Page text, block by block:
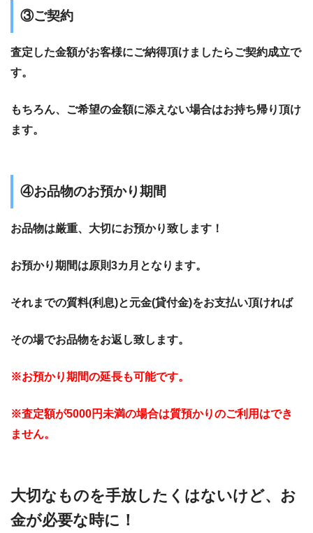
③ご契約
査定した金額がお客様にご納得頂けましたらご契約成立で
す。
もちろん、ご希望の金額に添えない場合はお持ち帰り頂け
ます。
④お品物のお預かり期間
お品物は厳重、大切にお預かり致します！
お預かり期間は原則3カ月となります。
それまでの質料(利息)と元金(貸付金)をお支払い頂ければ
その場でお品物をお返し致します。
※お預かり期間の延長も可能です。
※査定額が5000円未満の場合は質預かりのご利用はでき
ません。
大切なものを手放したくはないけど、お
金が必要な時に！